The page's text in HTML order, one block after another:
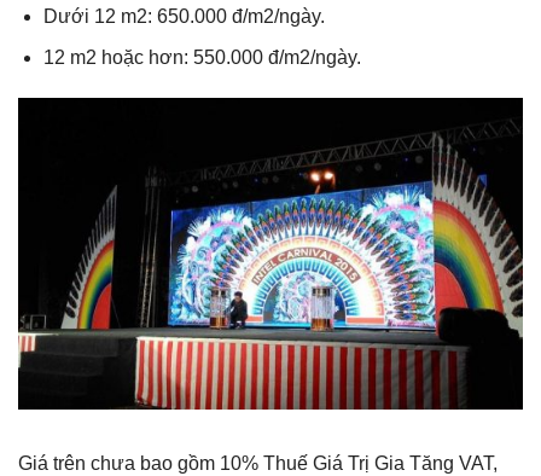
Dưới 12 m2: 650.000 đ/m2/ngày.
12 m2 hoặc hơn: 550.000 đ/m2/ngày.
Giá trên chưa bao gồm 10% Thuế Giá Trị Gia Tăng VAT,